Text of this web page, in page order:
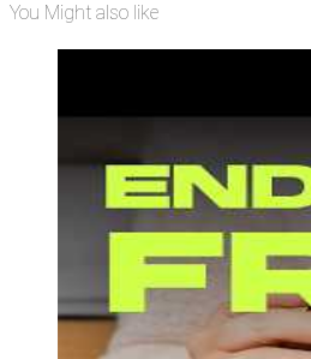
You Might also like